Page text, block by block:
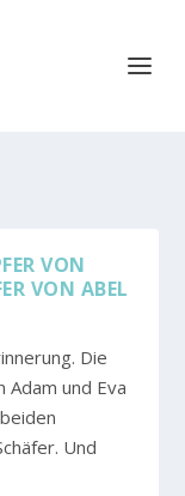
VON
VON ABEL
Die
und Eva
Und